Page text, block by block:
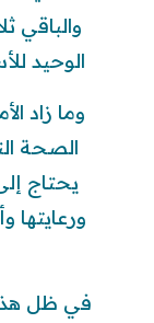
والباقي
الوحيد
وما زاد
الصحة
يحتاج
ورعايتها
في ظل